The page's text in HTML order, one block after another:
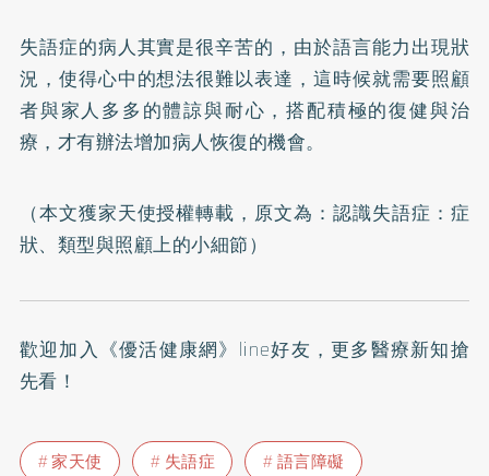
失語症的病人其實是很辛苦的，由於語言能力出現狀
況，使得心中的想法很難以表達，這時候就需要照顧
者與家人多多的體諒與耐心，搭配積極的復健與治
療，才有辦法增加病人恢復的機會。
（本文獲家天使授權轉載，原文為： 認識失語症：症
狀、類型與照顧上的小細節）
歡迎加入 《優活健康網》line好友 ，更多醫療新知搶
先看！
家天使 失語症
語言障礙